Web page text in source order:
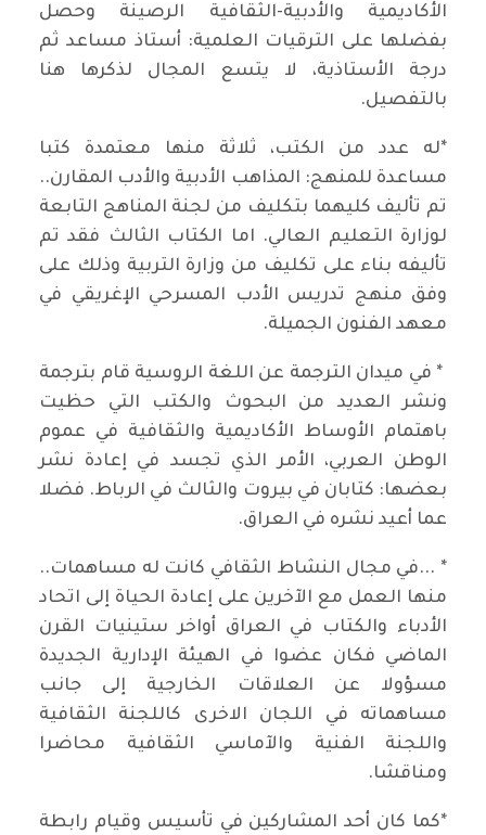
الأكاديمية والأدبية-الثقافية الرصينة وحصل
بفضلها على الترقيات العلمية: أستاذ مساعد ثم
درجة الأستاذية، لا يتسع المجال لذكرها هنا
بالتفصيل.
*له عدد من الكتب، ثلاثة منها معتمدة كتبا
مساعدة للمنهج: المذاهب الأدبية والأدب المقارن..
تم تأليف كليهما بتكليف من لجنة المناهج التابعة
لوزارة التعليم العالي. اما الكتاب الثالث فقد تم
تأليفه بناء على تكليف من وزارة التربية وذلك على
وفق منهج تدريس الأدب المسرحي الإغريقي في
معهد الفنون الجميلة.
* في ميدان الترجمة عن اللغة الروسية قام بترجمة
ونشر العديد من البحوث والكتب التي حظيت
باهتمام الأوساط الأكاديمية والثقافية في عموم
الوطن العربي، الأمر الذي تجسد في إعادة نشر
بعضها: كتابان في بيروت والثالث في الرباط. فضلا
عما أعيد نشره في العراق.
* ...في مجال النشاط الثقافي كانت له مساهمات..
منها العمل مع الآخرين على إعادة الحياة إلى اتحاد
الأدباء والكتاب في العراق أواخر ستينيات القرن
الماضي فكان عضوا في الهيئة الإدارية الجديدة
مسؤولا عن العلاقات الخارجية إلى جانب
مساهماته في اللجان الاخرى كاللجنة الثقافية
واللجنة الفنية والآماسي الثقافية محاضرا
ومناقشا.
*كما كان أحد المشاركين في تأسيس وقيام رابطة